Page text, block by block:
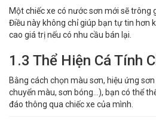
Một chiếc xe có nước sơn mới sẽ trông
Điều này không chỉ giúp bạn tự tin hơn
cao giá trị nếu có nhu cầu bán lại.
1.3 Thể Hiện Cá Tính
Bằng cách chọn màu sơn, hiệu ứng
chuyển màu, sơn bóng...), bạn có thể
đáo thông qua chiếc xe của mình.